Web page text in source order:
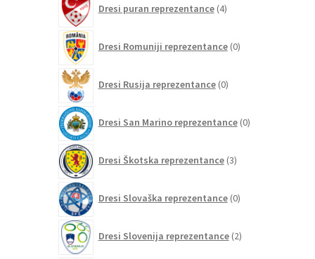
Dresi puran reprezentance 4izdelki
Dresi Romuniji reprezentance 0izdelkov
Dresi Rusija reprezentance 0izdelkov
Dresi San Marino reprezentance 0izdelkov
Dresi Škotska reprezentance 3izdelki
Dresi Slovaška reprezentance 0izdelkov
Dresi Slovenija reprezentance 2izdelka